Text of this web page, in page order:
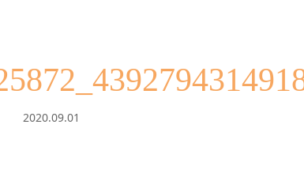
2020.09.01